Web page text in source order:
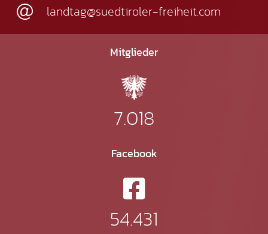
landtag@suedtiroler-freiheit.com
Mitglieder
7.018
Facebook
54.431